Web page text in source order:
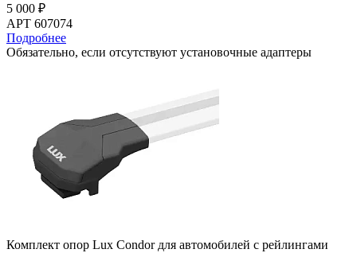
5 000 ₽
АРТ 607074
Подробнее
Обязательно, если отсутствуют установочные адаптеры
Комплект опор Lux Condor для автомобилей с рейлингами